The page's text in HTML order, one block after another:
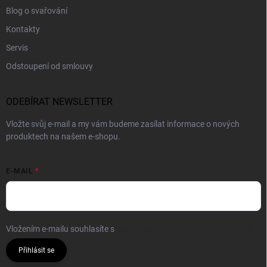
Blog o svařování
Kontakty
Servis
Odstoupení od smlouvy
ODEBÍRAT NEWSLETTER
Vložte svůj e-mail a my vám budeme zasílat informace o nových
produktech na našem e-shopu.
E-MAIL
Vložením e-mailu souhlasíte s
Přihlásit se